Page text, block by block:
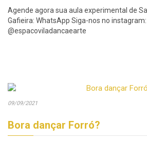
Agende agora sua aula experimental de
Gafieira: WhatsApp Siga-nos no instagram:
@espacoviladancaearte
09/09/2021
Bora dançar Forró?